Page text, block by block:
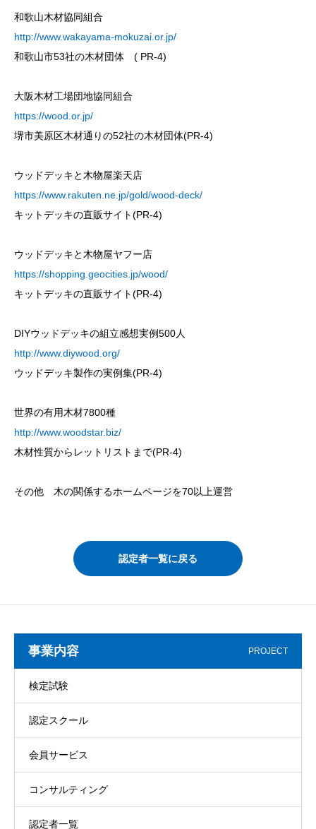
和歌山木材協同組合
http://www.wakayama-mokuzai.or.jp/
和歌山市53社の木材団体 ( PR-4)
大阪木材工場団地協同組合
https://wood.or.jp/
堺市美原区木材通りの52社の木材団体(PR-4)
ウッドデッキと木物屋楽天店
https://www.rakuten.ne.jp/gold/wood-deck/
キットデッキの直販サイト(PR-4)
ウッドデッキと木物屋ヤフー店
https://shopping.geocities.jp/wood/
キットデッキの直販サイト(PR-4)
DIYウッドデッキの組立感想実例500人
http://www.diywood.org/
ウッドデッキ製作の実例集(PR-4)
世界の有用木材7800種
http://www.woodstar.biz/
木材性質からレットリストまで(PR-4)
その他 木の関係するホームページを70以上運営
認定者一覧に戻る
事業内容 PROJECT
検定試験
認定スクール
会員サービス
コンサルティング
認定者一覧